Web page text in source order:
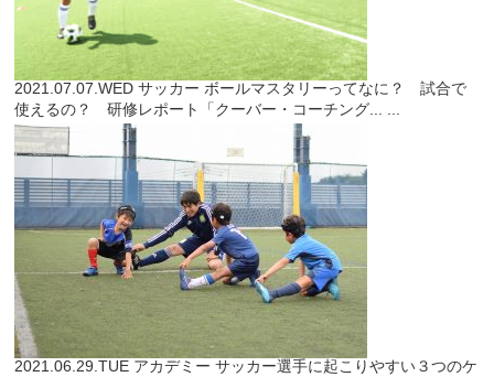
2021.07.07.WED サッカー ボールマスタリーってなに？ 試合で
使えるの？ 研修レポート「クーバー・コーチング... ...
2021.06.29.TUE アカデミー サッカー選手に起こりやすい３つのケ